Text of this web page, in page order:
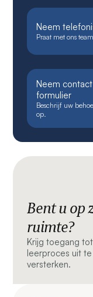
Neem
Praat met ons
Neem
formulier
Beschrijf uw
op.
Bent u op
ruimte?
Krijg toegang
leerproces uit
versterken.